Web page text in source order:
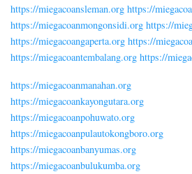
https://miegacoansleman.org https://
https://miegacoanmongonsidi.org https://
https://miegacoangaperta.org https://
https://miegacoantembalang.org https://
https://miegacoanmanahan.org
https://miegacoankayongutara.org
https://miegacoanpohuwato.org
https://miegacoanpulautokongboro.org
https://miegacoanbanyumas.org
https://miegacoanbulukumba.org